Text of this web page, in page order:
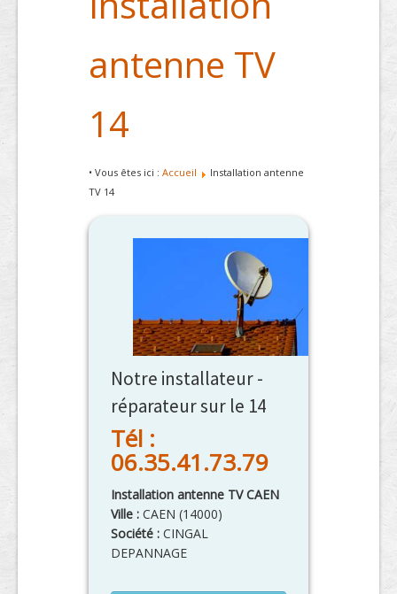
antenne TV
14
• Vous êtes ici : Accueil
Installation antenne
TV 14
Notre installateur -
réparateur sur le 14
Tél :
06.35.41.73.79
Installation antenne TV CAEN
Ville : CAEN (14000)
Société : CINGAL
DEPANNAGE